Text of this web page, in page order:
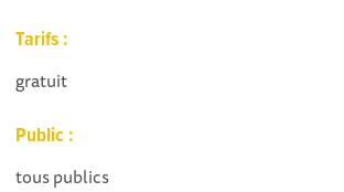
Tarifs :
gratuit
Public :
tous publics